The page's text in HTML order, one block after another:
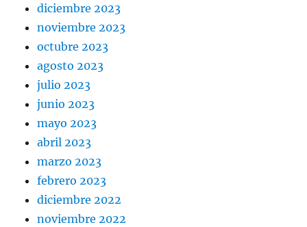
diciembre 2023
noviembre 2023
octubre 2023
agosto 2023
julio 2023
junio 2023
mayo 2023
abril 2023
marzo 2023
febrero 2023
diciembre 2022
noviembre 2022